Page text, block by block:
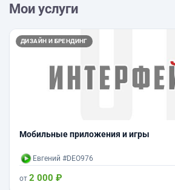
Мои услуги
ДИЗАЙН И БРЕНДИНГ
Мобильные приложения и игры
Евгений #DEO976
от 2 000 ₽